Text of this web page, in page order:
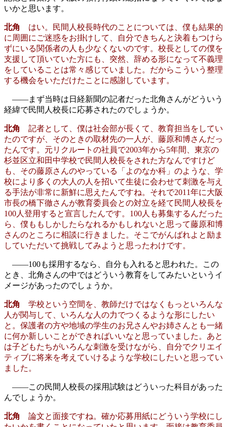
いかと思います。
北角
はい。民間人校長時代のことについては、僕も結果的
に周囲にご迷惑をお掛けして、自分できちんと決着もつけら
ずにいる関係者の人も少なくないのです。校長としての僕を
支援して頂いていた方にも、突然、辞める形になって不義理
をしていることは常々感じていました。だからこういう整理
する機会をいただけたことに感謝しています。
――まず当時は日経新聞の記者だった北角さんがどういう
経緯で民間人校長に応募されたのでしょうか。
北角
記者として、僕は社会部が長くて、教育担当をしてい
たのですが、そのときの取材先の一人が、藤原和博さんだっ
たんです。元リクルートの社員で2003年から5年間、東京の
杉並区立和田中学校で民間人校長をされた方なんですけど
も、その藤原さんのやっている「よのなか科」のような、学
校により多くの大人の人を招いて生徒に会わせて刺激を与え
る手法が非常に新鮮に思えたんですね。それで2011年に大阪
市長の橋下徹さんが教育委員会との対立を経て民間人校長を
100人登用すると宣言したんです。100人も募集するんだった
ら、僕ももしかしたらなれるかもしれないと思って藤原和博
さんのところに相談に行きました。そこでがんばれよと励ま
していただいて挑戦してみようと思ったわけです。
――100も採用するなら、自分も入れると思われた。この
とき、北角さんの中ではどういう教育をしてみたいというイ
メージがあったのでしょうか。
北角
学校という空間を、教師だけではなくもっといろんな
人が関与して、いろんな人の力でつくるような形にしたい
と。保護者の方や地域の学生のお兄さんやお姉さんとも一緒
に何か新しいことができればいいなと思っていました。あと
は子どもたちがいろんな刺激を受けながら、自分でクリエイ
ティブに将来を考えていけるような学校にしたいと思ってい
ました。
――この民間人校長の採用試験はどういった科目があった
んでしょうか。
北角
論文と面接ですね。確か応募用紙にどういう学校にし